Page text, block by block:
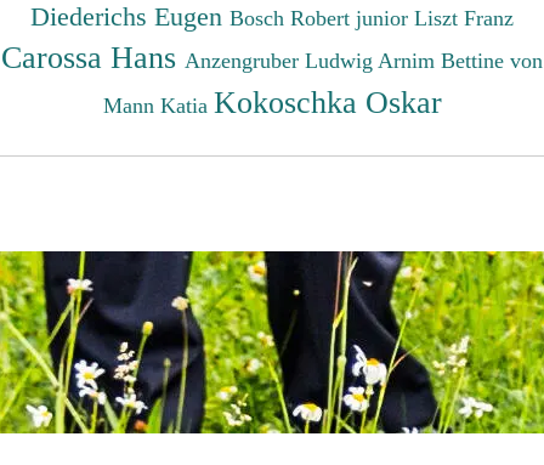
Diederichs Eugen Bosch Robert junior Liszt Franz
Carossa Hans Anzengruber Ludwig Arnim Bettine von
Mann Katia Kokoschka Oskar